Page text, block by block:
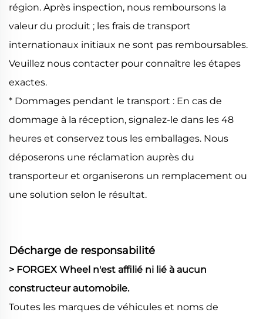
région. Après inspection, nous remboursons la
valeur du produit ; les frais de transport
internationaux initiaux ne sont pas remboursables.
Veuillez nous contacter pour connaître les étapes
exactes.
* Dommages pendant le transport : En cas de
dommage à la réception, signalez-le dans les 48
heures et conservez tous les emballages. Nous
déposerons une réclamation auprès du
transporteur et organiserons un remplacement ou
une solution selon le résultat.
Décharge de responsabilité
> FORGEX Wheel n'est affilié ni lié à aucun
constructeur automobile.
Toutes les marques de véhicules et noms de